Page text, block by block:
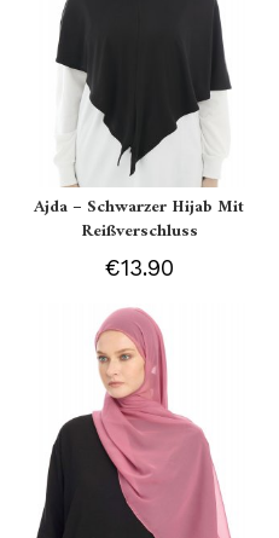
Ajda – Schwarzer Hijab Mit
Reißverschluss
€13.90